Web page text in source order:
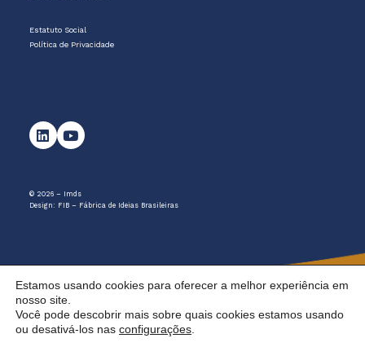
Estatuto Social
Política de Privacidade
© 2026 – Imds
Design: FIB – Fábrica de Ideias Brasileiras
Estamos usando cookies para oferecer a melhor experiência em
nosso site.
Você pode descobrir mais sobre quais cookies estamos usando
ou desativá-los nas configurações